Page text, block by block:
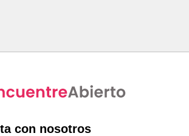
con nosotros